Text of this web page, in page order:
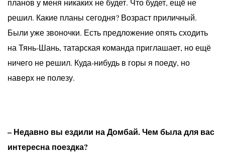
планов у меня никаких не будет. Что будет, ещё не
решил. Какие планы сегодня? Возраст приличный.
Были уже звоночки. Есть предложение опять сходить
на Тянь-Шань, татарская команда приглашает, но ещё
ничего не решил. Куда-нибудь в горы я поеду, но
наверх не полезу.
– Недавно вы ездили на Домбай. Чем была для вас
интересна поездка?